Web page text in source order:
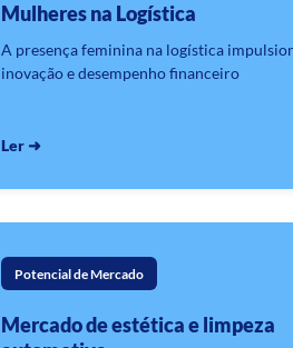
Mulheres na Logística
A presença feminina na logística
inovação e desempenho financeiro
Ler ➜
Potencial de Mercado
Mercado de estética e limpeza